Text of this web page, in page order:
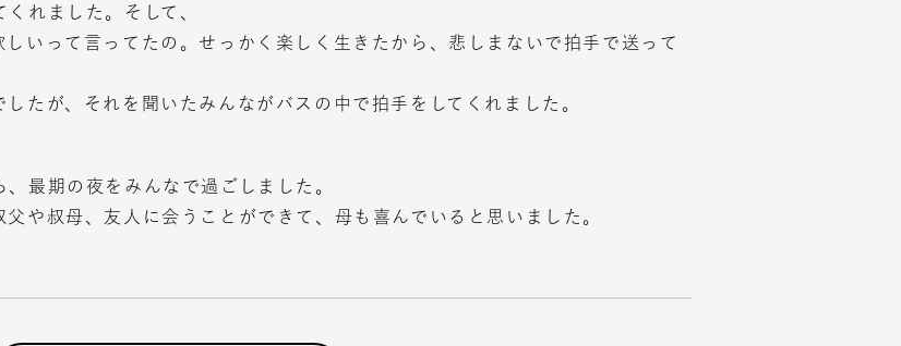
れました。そして、
しいって言ってたの。せっかく楽しく生きたから、悲しまないで拍手で送って
たが、それを聞いたみんながバスの中で拍手をしてくれました。
最期の夜をみんなで過ごしました。
や叔母、友人に会うことができて、母も喜んでいると思いました。